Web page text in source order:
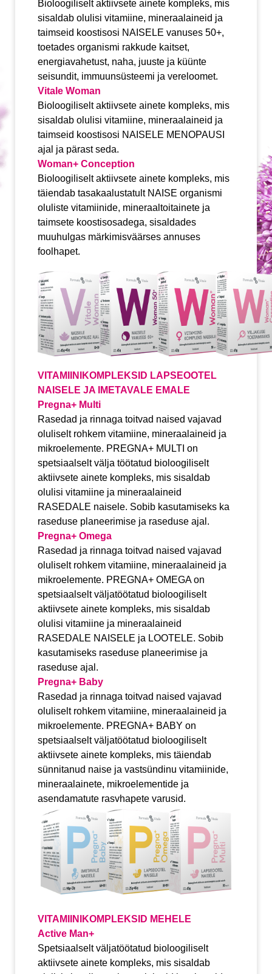
Bioloogiliselt aktiivsete ainete kompleks, mis
sisaldab olulisi vitamiine, mineraalaineid ja
taimseid koostisosi NAISELE vanuses 50+,
toetades organismi rakkude kaitset,
energiavahetust, naha, juuste ja küünte
seisundit, immuunsüsteemi ja vereloomet.
Vitale Woman
Bioloogiliselt aktiivsete ainete kompleks, mis
sisaldab olulisi vitamiine, mineraalaineid ja
taimseid koostisosi NAISELE MENOPAUSI
ajal ja pärast seda.
Woman+ Conception
Bioloogiliselt aktiivsete ainete kompleks, mis
täiendab tasakaalustatult NAISE organismi
oluliste vitamiinide, mineraaltoitainete ja
taimsete koostisosadega, sisaldades
muuhulgas märkimisväärses annuses
foolhapet.
VITAMIINIKOMPLEKSID LAPSEOOTEL
NAISELE JA IMETAVALE EMALE
Pregna+ Multi
Rasedad ja rinnaga toitvad naised vajavad
oluliselt rohkem vitamiine, mineraalaineid ja
mikroelemente. PREGNA+ MULTI on
spetsiaalselt välja töötatud bioloogiliselt
aktiivsete ainete kompleks, mis sisaldab
olulisi vitamiine ja mineraalaineid
RASEDALE naisele. Sobib kasutamiseks ka
raseduse planeerimise ja raseduse ajal.
Pregna+ Omega
Rasedad ja rinnaga toitvad naised vajavad
oluliselt rohkem vitamiine, mineraalaineid ja
mikroelemente. PREGNA+ OMEGA on
spetsiaalselt väljatöötatud bioloogiliselt
aktiivsete ainete kompleks, mis sisaldab
olulisi vitamiine ja mineraalaineid
RASEDALE NAISELE ja LOOTELE. Sobib
kasutamiseks raseduse planeerimise ja
raseduse ajal.
Pregna+ Baby
Rasedad ja rinnaga toitvad naised vajavad
oluliselt rohkem vitamiine, mineraalaineid ja
mikroelemente. PREGNA+ BABY on
spetsiaalselt väljatöötatud bioloogiliselt
aktiivsete ainete kompleks, mis täiendab
sünnitanud naise ja vastsündinu vitamiinide,
mineraalainete, mikroelementide ja
asendamatute rasvhapete varusid.
VITAMIINIKOMPLEKSID MEHELE
Active Man+
Spetsiaalselt väljatöötatud bioloogiliselt
aktiivsete ainete kompleks, mis sisaldab